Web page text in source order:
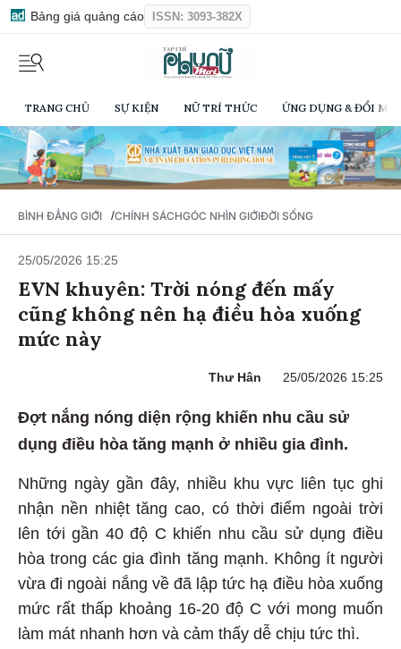
Bảng giá quảng cáo ISSN: 3093-382X
TRANG CHỦ SỰ KIỆN NỮ TRÍ THỨC ỨNG DỤNG & ĐỔI
BÌNH ĐẲNG GIỚI /CHÍNH SÁCHGÓC NHÌN GIỚIĐỜI SỐNG
25/05/2026 15:25
EVN khuyên: Trời nóng đến mấy
cũng không nên hạ điều hòa xuống
mức này
Thư Hân 25/05/2026 15:25
Đợt nắng nóng diện rộng khiến nhu cầu sử
dụng điều hòa tăng mạnh ở nhiều gia đình.
Những ngày gần đây, nhiều khu vực liên tục ghi
nhận nền nhiệt tăng cao, có thời điểm ngoài trời
lên tới gần 40 độ C khiến nhu cầu sử dụng điều
hòa trong các gia đình tăng mạnh. Không ít người
vừa đi ngoài nắng về đã lập tức hạ điều hòa xuống
mức rất thấp khoảng 16-20 độ C với mong muốn
làm mát nhanh hơn và cảm thấy dễ chịu tức thì.